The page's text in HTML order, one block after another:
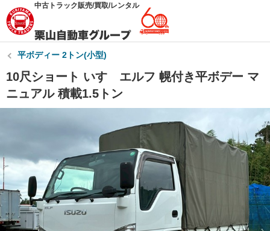
中古トラック販売/買取/レンタル
平ボディー 2トン(小型)
10尺ショート いすゞエルフ 幌付き平ボデー マ
ニュアル 積載1.5トン